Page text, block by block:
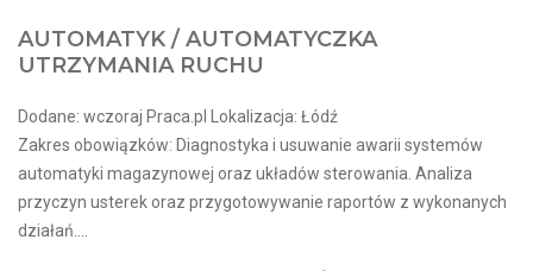
AUTOMATYK / AUTOMATYCZKA
UTRZYMANIA RUCHU
Dodane: wczoraj Praca.pl Lokalizacja: Łódź
Zakres obowiązków: Diagnostyka i usuwanie awarii systemów
automatyki magazynowej oraz układów sterowania. Analiza
przyczyn usterek oraz przygotowywanie raportów z wykonanych
działań....